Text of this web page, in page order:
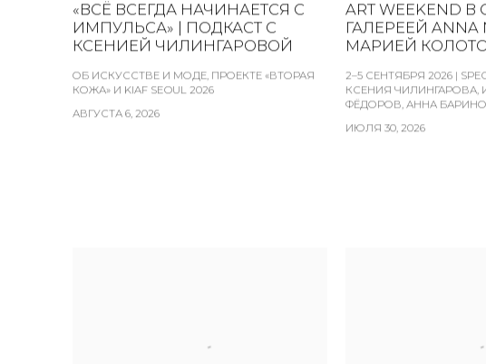
«ВСЁ ВСЕГДА НАЧИНАЕТСЯ С
ИМПУЛЬСА» | ПОДКАСТ С
КСЕНИЕЙ ЧИЛИНГАРОВОЙ
ОБ ИСКУССТВЕ И МОДЕ, ПРОЕКТЕ «ВТОРАЯ
КОЖА» И KIAF SEOUL 2026
АВГУСТА 6, 2026
ART WEEKEND В
ГАЛЕРЕЕЙ ANNA
МАРИЕЙ
2–5 СЕНТЯБРЯ 2026 |
КСЕНИЯ ЧИЛИНГАРОВА,
ФЁДОРОВ, АННА
ИЮЛЯ 30, 2026